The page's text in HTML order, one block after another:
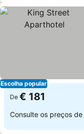
Escolha popular
De € 181
Consulte os preços de